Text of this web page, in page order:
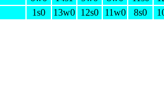
1s0 13w0 12s0 11w0 8s0